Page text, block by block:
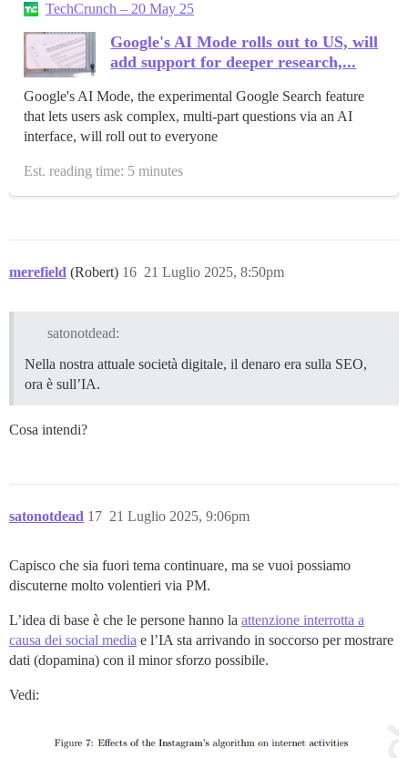
TechCrunch – 20 May 25
Google's AI Mode rolls out to US, will
add support for deeper research,...
Google's AI Mode, the experimental Google Search feature
that lets users ask complex, multi-part questions via an AI
interface, will roll out to everyone
Est. reading time: 5 minutes
merefield (Robert) 21 Luglio 2025, 8:50pm
16
satonotdead:
Nella nostra attuale società digitale, il denaro era sulla SEO,
ora è sull’IA.
Cosa intendi?
satonotdead 21 Luglio 2025, 9:06pm
17
Capisco che sia fuori tema continuare, ma se vuoi possiamo
discuterne molto volentieri via PM.
L’idea di base è che le persone hanno la attenzione interrotta a
causa dei social media e l’IA sta arrivando in soccorso per mostrare
dati (dopamina) con il minor sforzo possibile.
Vedi: